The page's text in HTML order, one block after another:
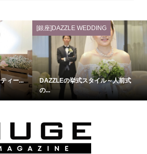
ィー...
[銀座]DAZZLE WEDDING
DAZZLEの挙式スタイル～人前式
の...